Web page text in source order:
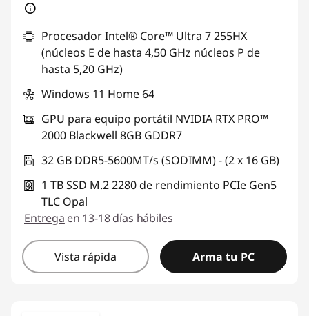
Procesador Intel® Core™ Ultra 7 255HX
(núcleos E de hasta 4,50 GHz núcleos P de
hasta 5,20 GHz)
Windows 11 Home 64
GPU para equipo portátil NVIDIA RTX PRO™
2000 Blackwell 8GB GDDR7
32 GB DDR5-5600MT/s (SODIMM) - (2 x 16 GB)
1 TB SSD M.2 2280 de rendimiento PCIe Gen5
TLC Opal
Entrega en 13-18 días hábiles
Vista rápida Arma tu PC